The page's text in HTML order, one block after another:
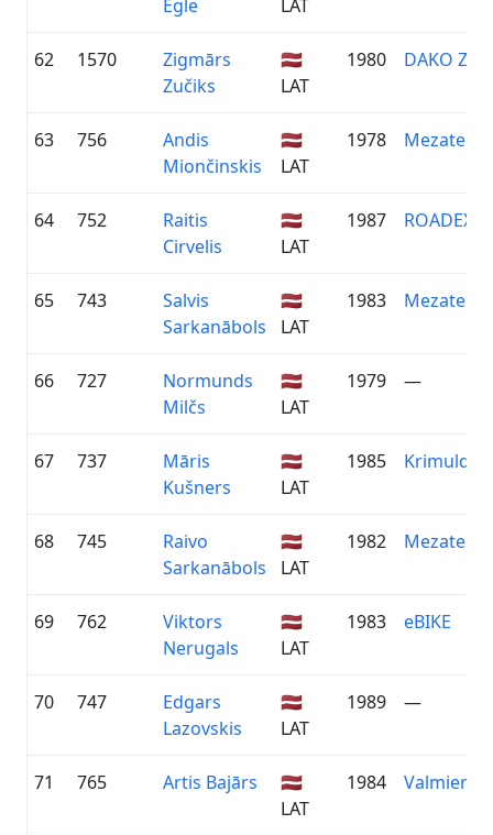
Egle LAT
62 1570
Zigmārs
Zučiks
🇱🇻
LAT
1980 DAKO
63 756
Andis
Miončinskis
🇱🇻
LAT
1978
64 752
Raitis
Cirvelis
🇱🇻
LAT
1987 ROADEX
65 743
Salvis
Sarkanābols
🇱🇻
LAT
1983
66 727
Normunds
Milčs
🇱🇻
LAT
1979 —
67 737
Māris
Kušners
🇱🇻
LAT
1985 Krimuldas
68 745
Raivo
Sarkanābols
🇱🇻
LAT
1982
69 762
Viktors
Nerugals
🇱🇻
LAT
1983 eBIKE
70 747
Edgars
Lazovskis
🇱🇻
LAT
1989 —
71 765 Artis Bajārs
🇱🇻
LAT
1984 Valmieras